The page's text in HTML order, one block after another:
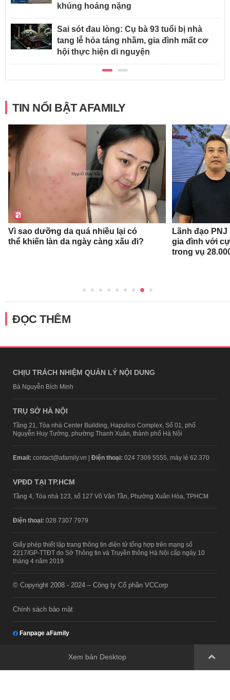
khủng hoảng nặng
Sai sót đau lòng: Cụ bà 93 tuổi bị nhà
tang lễ hỏa táng nhầm, gia đình mất cơ
hội thực hiện di nguyện
TIN NỔI BẬT AFAMILY
Vì sao dưỡng da quá nhiều lại có
thể khiến làn da ngày càng xấu đi?
Lãnh đạo
gia đình với
trong vụ
ĐỌC THÊM
CHỊU TRÁCH NHIỆM QUẢN LÝ NỘI DUNG
Bà Nguyễn Bích Minh
TRỤ SỞ HÀ NỘI
Tầng 21, Tòa nhà Center Building, Hapulico Complex, Số 01, phố
Nguyễn Huy Tưởng, phường Thanh Xuân, thành phố Hà Nội
Email: contact@afamily.vn | Điện thoại: 024 7309 5555, máy lẻ 62.370
VPĐD TẠI TP.HCM
Tầng 4, Tòa nhà 123, số 127 Võ Văn Tần, Phường Xuân Hòa, TPHCM
Điện thoại: 028 7307 7979
Giấy phép thiết lập trang thông tin điện tử tổng hợp trên mạng số
2217/GP-TTĐT do Sở Thông tin và Truyền thông Hà Nội cấp ngày 10
tháng 4 năm 2019
© Copyright 2008 - 2024 – Công ty Cổ phần VCCorp
Chính sách bảo mật
Fanpage aFamily
Xem bản Desktop